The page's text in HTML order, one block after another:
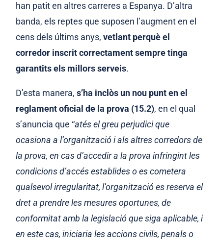
han patit en altres carreres a Espanya. D’altra
banda, els reptes que suposen l’augment en el
cens dels últims anys,vetlant perquè el
corredor inscrit correctament sempre tinga
garantits els millors serveis.
D’esta manera,s’ha inclòs un nou punt en el
reglament oficial de la prova (15.2), en el qual
s’anuncia que “atés el greu perjudici que
ocasiona a l’organització i als altres corredors de
la prova, en cas d’accedir a la prova infringint les
condicions d’accés establides o es cometera
qualsevol irregularitat, l’organització es reserva el
dret a prendre les mesures oportunes, de
conformitat amb la legislació que siga aplicable, i
en este cas, iniciaria les accions civils, penals o